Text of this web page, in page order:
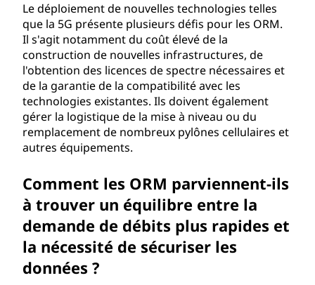
Le déploiement de nouvelles technologies telles
que la 5G présente plusieurs défis pour les ORM.
Il s'agit notamment du coût élevé de la
construction de nouvelles infrastructures, de
l'obtention des licences de spectre nécessaires et
de la garantie de la compatibilité avec les
technologies existantes. Ils doivent également
gérer la logistique de la mise à niveau ou du
remplacement de nombreux pylônes cellulaires et
autres équipements.
Comment les ORM parviennent-ils
à trouver un équilibre entre la
demande de débits plus rapides et
la nécessité de sécuriser les
données ?